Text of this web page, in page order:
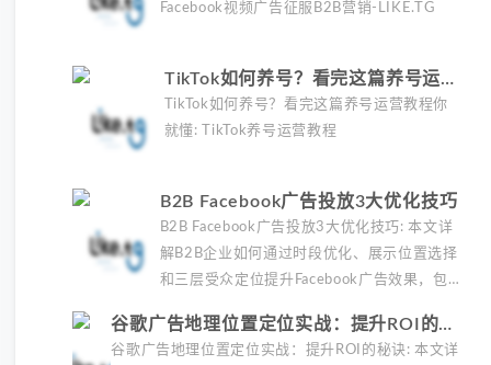
Facebook视频广告征服B2B营销-LIKE.TG
TikTok如何养号？看完这篇养号运营
教程你就懂
TikTok如何养号？看完这篇养号运营教程你
就懂: TikTok养号运营教程
B2B Facebook广告投放3大优化技巧
B2B Facebook广告投放3大优化技巧: 本文详
解B2B企业如何通过时段优化、展示位置选择
和三层受众定位提升Facebook广告效果，包
精准定位方法，助你降低40%转化成本。
谷歌广告地理位置定位实战：提升ROI的秘
诀
谷歌广告地理位置定位实战：提升ROI的秘诀: 本文详